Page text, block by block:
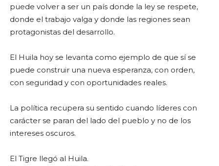
puede volver a ser un país donde la ley se respete,
donde el trabajo valga y donde las regiones sean
protagonistas del desarrollo.
El Huila hoy se levanta como ejemplo de que sí se
puede construir una nueva esperanza, con orden,
con seguridad y con oportunidades reales.
La política recupera su sentido cuando líderes con
carácter se paran del lado del pueblo y no de los
intereses oscuros.
El Tigre llegó al Huila.